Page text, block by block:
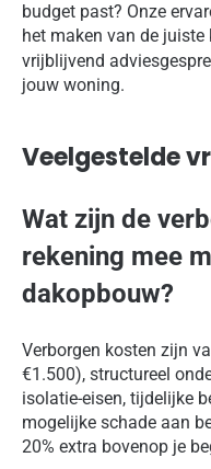
budget past? Onze
het maken van de juiste
vrijblijvend
jouw woning.
Veelgestelde
Wat zijn de
rekening mee
dakopbouw?
Verborgen kosten zijn
€1.500), structureel
isolatie-eisen, tijdelijke
mogelijke schade aan
20% extra bovenop je